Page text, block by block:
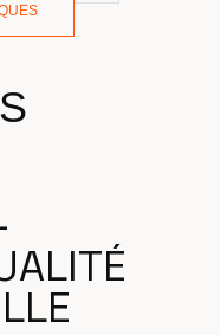
ALITÉ
LLE